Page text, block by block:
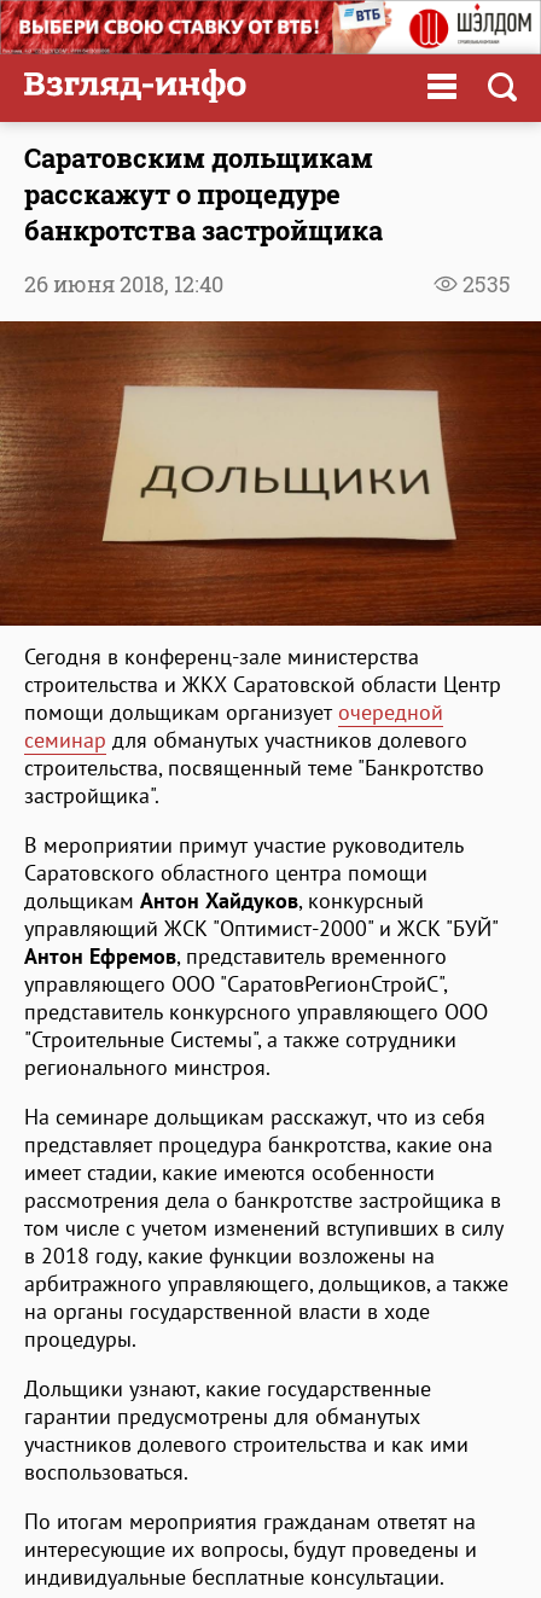
Саратовским дольщикам
расскажут о процедуре
банкротства застройщика
2535
26 июня 2018, 12:40
Сегодня в конференц-зале министерства
строительства и ЖКХ Саратовской области Центр
помощи дольщикам организует очередной
семинар для обманутых участников долевого
строительства, посвященный теме "Банкротство
застройщика".
В мероприятии примут участие руководитель
Саратовского областного центра помощи
дольщикам Антон Хайдуков, конкурсный
управляющий ЖСК "Оптимист-2000" и ЖСК "БУЙ"
Антон Ефремов, представитель временного
управляющего ООО "СаратовРегионСтройС",
представитель конкурсного управляющего ООО
"Строительные Системы", а также сотрудники
регионального минстроя.
На семинаре дольщикам расскажут, что из себя
представляет процедура банкротства, какие она
имеет стадии, какие имеются особенности
рассмотрения дела о банкротстве застройщика в
том числе с учетом изменений вступивших в силу
в 2018 году, какие функции возложены на
арбитражного управляющего, дольщиков, а также
на органы государственной власти в ходе
процедуры.
Дольщики узнают, какие государственные
гарантии предусмотрены для обманутых
участников долевого строительства и как ими
воспользоваться.
По итогам мероприятия гражданам ответят на
интересующие их вопросы, будут проведены и
индивидуальные бесплатные консультации.